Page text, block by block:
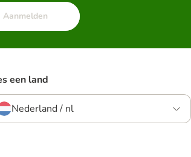
Aanmelden
een land
Nederland / nl